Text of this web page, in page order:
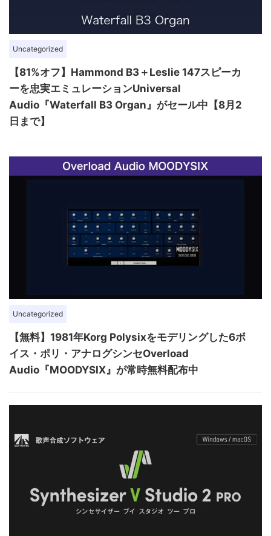
Uncategorized
【81%オフ】Hammond B3＋Leslie 147スピーカ
ーを忠実エミュレーションUniversal
Audio『Waterfall B3 Organ』がセール中【8月2
日まで】
Uncategorized
【無料】1981年Korg Polysixをモデリングした6ボ
イス・ポリ・アナログシンセOverload
Audio『MOODYSIX』が常時無料配布中